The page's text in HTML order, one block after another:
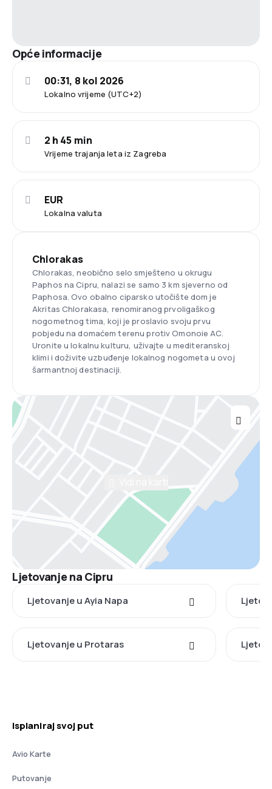
Opće informacije
Lokalno vrijeme (UTC+2)
00:31, 8 kol 2026
Vrijeme trajanja leta iz Zagreba
2 h 45 min
Lokalna valuta
EUR
Chlorakas
Chlorakas, neobično selo smješteno u okrugu
Paphos na Cipru, nalazi se samo 3 km sjeverno od
Paphosa. Ovo obalno ciparsko utočište dom je
Akritas Chlorakasa, renomiranog prvoligaškog
nogometnog tima, koji je proslavio svoju prvu
pobjedu na domaćem terenu protiv Omonoie AC.
Uronite u lokalnu kulturu, uživajte u mediteranskoj
klimi i doživite uzbuđenje lokalnog nogometa u ovoj
šarmantnoj destinaciji.
Ljetovanje na Cipru
Ljetovanje u Ayia Napa
Ljetovanje u Protaras
Isplaniraj svoj put
Avio Karte
Putovanje